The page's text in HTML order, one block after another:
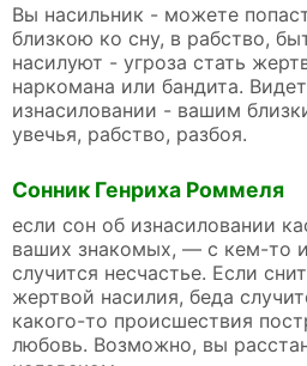
Вы насильник - можете
близкою ко сну, в рабство,
насилуют - угроза стать
наркомана или бандита.
изнасиловании - вашим
увечья, рабство, разбоя.
Сонник Генриха Роммеля
если сон об изнасиловании
ваших знакомых, — с кем-то
случится несчастье. Если
жертвой насилия, беда
какого-то происшествия
любовь. Возможно, вы